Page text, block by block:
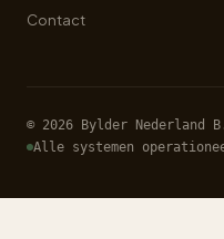
Contact
© 2026 Bylder Nederland
Alle systemen